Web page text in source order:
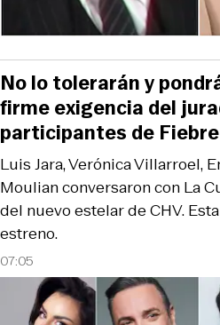
07:05
Luis Jara, Verónica Villarroel,
Moulian conversaron con La
del nuevo estelar de CHV.
estreno.
No lo tolerarán y
firme exigencia del
participantes de